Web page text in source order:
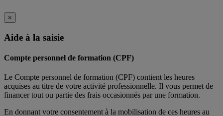
×
Aide à la saisie
Compte personnel de formation (CPF)
Le Compte personnel de formation (CPF) contient les heures
acquises au titre de votre activité professionnelle. Il vous permet de
financer tout ou partie des frais occasionnés par une formation.
En donnant votre consentement à la mobilisation de ces heures au